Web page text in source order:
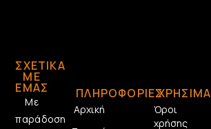
ΣΧΕΤΙΚΆ
ΜΕ
ΕΜΆΣ
Με
παράδοση
ΠΛΗΡΟΦΟΡΙΕΣ
Αρχική
ΧΡΗΣΙΜΑ
Όροι
χρήσης